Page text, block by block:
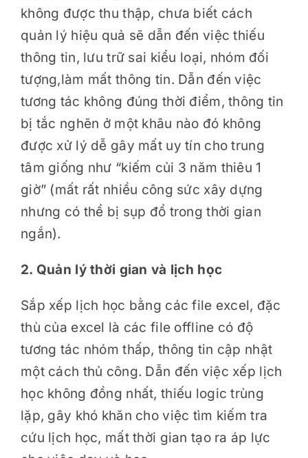
không được thu thập, chưa biết cách
quản lý hiệu quả sẽ dẫn đến việc thiếu
thông tin, lưu trữ sai kiểu loại, nhóm đối
tượng,làm mất thông tin. Dẫn đến việc
tương tác không đúng thời điểm, thông tin
bị tắc nghẽn ở một khâu nào đó không
được xử lý dễ gây mất uy tín cho trung
tâm giống như “kiếm củi 3 năm thiêu 1
giờ” (mất rất nhiều công sức xây dựng
nhưng có thể bị sụp đổ trong thời gian
ngắn).
2. Quản lý thời gian và lịch học
Sắp xếp lịch học bằng các file excel, đặc
thù của excel là các file offline có độ
tương tác nhóm thấp, thông tin cập nhật
một cách thủ công. Dẫn đến việc xếp lịch
học không đồng nhất, thiếu logic trùng
lặp, gây khó khăn cho việc tìm kiếm tra
cứu lịch học, mất thời gian tạo ra áp lực